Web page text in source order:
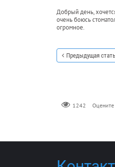
Добрый день,
очень боюсь
огромное.
Предыдущая
1242 Оцените